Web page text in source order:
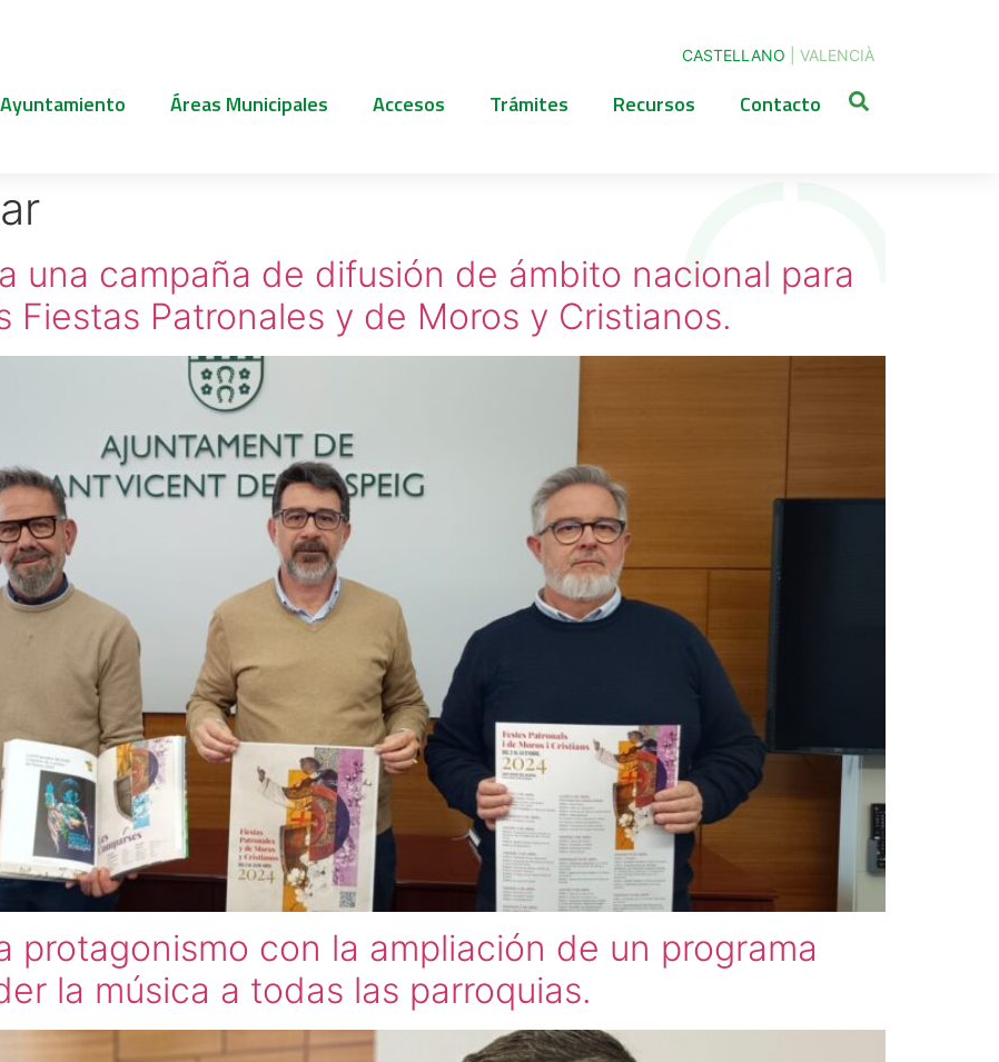
CASTELLANO VALENCIÀ
Áreas Municipales Accesos Trámites Recursos Contacto
una campaña de difusión de ámbito nacional para
Fiestas Patronales y de Moros y Cristianos.
protagonismo con la ampliación de un programa
la música a todas las parroquias.